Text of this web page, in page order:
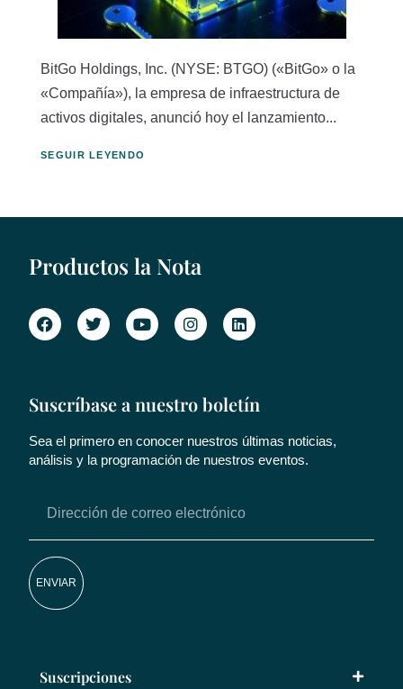
BitGo Holdings, Inc. (NYSE: BTGO) («BitGo» o la
«Compañía»), la empresa de infraestructura de
activos digitales, anunció hoy el lanzamiento...
SEGUIR LEYENDO
Productos la Nota
Suscríbase a nuestro boletín
Sea el primero en conocer nuestros últimas noticias,
análisis y la programación de nuestros eventos.
ENVIAR
Suscripciones